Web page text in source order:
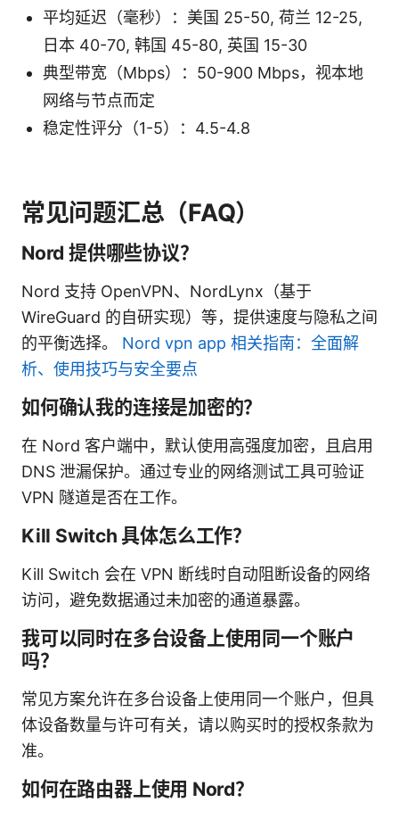
平均延迟（毫秒）：美国 25-50, 荷兰 12-25,
日本 40-70, 韩国 45-80, 英国 15-30
典型带宽（Mbps）：50-900 Mbps，视本地
网络与节点而定
稳定性评分（1-5）：4.5-4.8
常见问题汇总（FAQ）
Nord 提供哪些协议？
Nord 支持 OpenVPN、NordLynx（基于
WireGuard 的自研实现）等，提供速度与隐私之间
的平衡选择。 Nord vpn app 相关指南：全面解
析、使用技巧与安全要点
如何确认我的连接是加密的？
在 Nord 客户端中，默认使用高强度加密，且启用
DNS 泄漏保护。通过专业的网络测试工具可验证
VPN 隧道是否在工作。
Kill Switch 具体怎么工作？
Kill Switch 会在 VPN 断线时自动阻断设备的网络
访问，避免数据通过未加密的通道暴露。
我可以同时在多台设备上使用同一个账户
吗？
常见方案允许在多台设备上使用同一个账户，但具
体设备数量与许可有关，请以购买时的授权条款为
准。
如何在路由器上使用 Nord？